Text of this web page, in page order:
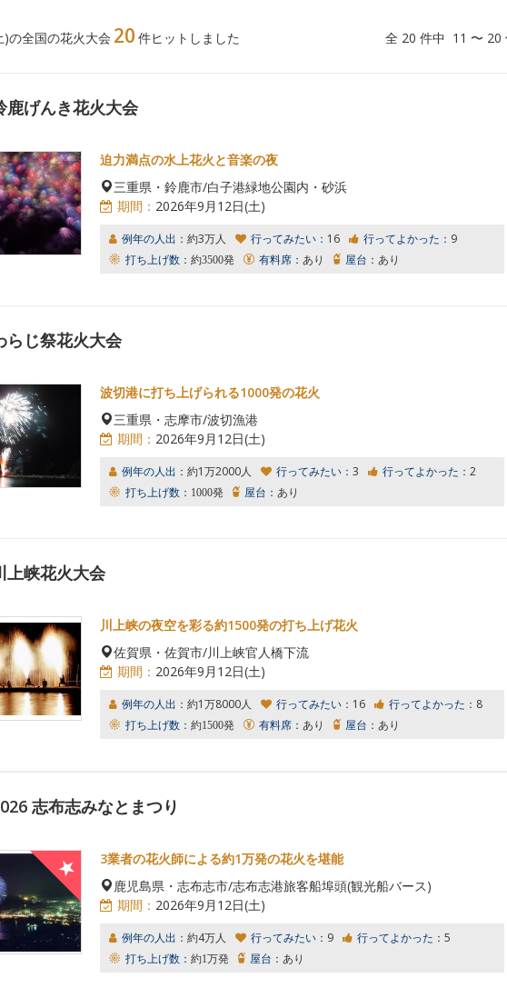
)の全国の花火大会 20 件ヒットしました 全 20 件中 11 〜 20
鹿げんき花火大会
迫力満点の水上花火と音楽の夜
三重県・鈴鹿市/白子港緑地公園内・砂浜
期間： 2026年9月12日(土)
例年の人出： 約3万人 行ってみたい： 16 行ってよかった： 9
打ち上げ数： 約3500発 有料席： あり 屋台： あり
らじ祭花火大会
波切港に打ち上げられる1000発の花火
三重県・志摩市/波切漁港
期間： 2026年9月12日(土)
例年の人出： 約1万2000人 行ってみたい： 3 行ってよかった： 2
打ち上げ数： 1000発 屋台： あり
上峡花火大会
川上峡の夜空を彩る約1500発の打ち上げ花火
佐賀県・佐賀市/川上峡官人橋下流
期間： 2026年9月12日(土)
例年の人出： 約1万8000人 行ってみたい： 16 行ってよかった： 8
打ち上げ数： 約1500発 有料席： あり 屋台： あり
志布志みなとまつり
3業者の花火師による約1万発の花火を堪能
鹿児島県・志布志市/志布志港旅客船埠頭(観光船バース)
期間： 2026年9月12日(土)
例年の人出： 約4万人 行ってみたい： 9 行ってよかった： 5
打ち上げ数： 約1万発 屋台： あり